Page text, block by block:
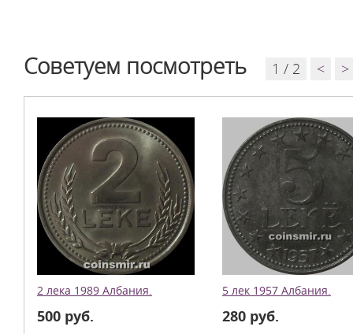
Советуем посмотреть 1 / 2 < >
2 лека 1989 Албания.
500 руб.
5 лек 1957 Албания.
280 руб.